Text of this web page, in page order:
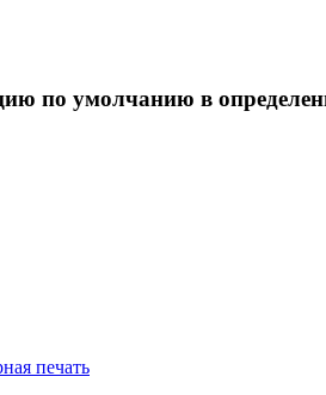
по умолчанию в